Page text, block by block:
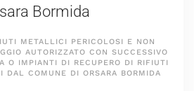
Bormida
METALLICI PERICOLOSI E NON
AUTORIZZATO CON SUCCESSIVO
O IMPIANTI DI RECUPERO DI RIFIUTI
DAL COMUNE DI ORSARA BORMIDA